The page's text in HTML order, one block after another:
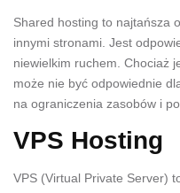
Shared hosting to najtańsza
innymi stronami. Jest
niewielkim ruchem. Chociaż
może nie być odpowiednie
na ograniczenia zasobów i
VPS Hosting
VPS (Virtual Private Server)